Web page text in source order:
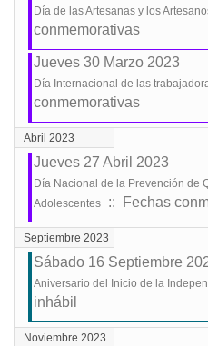
Día de las Artesanas y los
conmemorativas
Jueves 30 Marzo 2023
Día Internacional de las
conmemorativas
Abril 2023
Jueves 27 Abril 2023
Día Nacional de la Prevención de
Adolescentes
:: Fechas
Septiembre 2023
Sábado 16 Septiembre
Aniversario del Inicio de la
inhábil
Noviembre 2023